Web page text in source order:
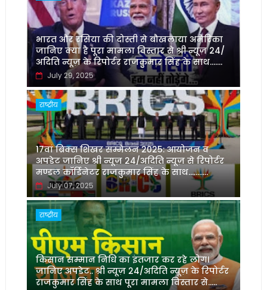
भारत और रसिया की दोस्ती से बौखलाया अमेरिका
जानिए क्या है पूरा मामला विस्तार से श्री न्यूज़ 24/
अदिति न्यूज़ के रिपोर्टर राजकुमार सिंह के साथ.......
July 29, 2025
राष्ट्रीय
17वां ब्रिक्स शिखर सम्मेलन 2025: आयोजन व
अपडेट जानिए श्री न्यूज़ 24/अदिति न्यूज़ से रिपोर्टर
मण्डल कॉर्डिनेटर राजकुमार सिंह के साथ...........
July 07, 2025
राष्ट्रीय
किसान सम्मान निधि का इंतजार कर रहे लोग।
जानिए अपडेट.. श्री न्यूज़ 24/अदिति न्यूज़ के रिपोर्टर
राजकुमार सिंह के साथ पूरा मामला विस्तार से.....